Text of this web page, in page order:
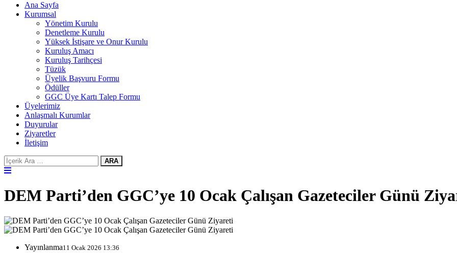
Ana Sayfa
Kurumsal
Yönetim Kurulu
Denetleme Kurulu
Yüksek İstişare ve Onur Kurulu
Kuruluş Amacı
Kuruluş Tarihçesi
Tüzük
Üyelik Başvuru Formu
Ödüller
GGC Üye Kartı Talep Formu
Üyelerimiz
Anlaşmalı Kurumlar
Duyurular
Ziyaretler
İletişim
ARA
DEM Parti’den GGC’ye 10 Ocak Çalışan Gazeteciler Günü
Yayınlanma11 Ocak 2026 13:36